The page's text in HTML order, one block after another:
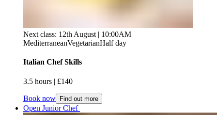
Next class: 12th August | 10:00AM
MediterraneanVegetarianHalf day
Italian Chef Skills​​​​‌ ‍ ​‍​‍‌‍ ‌ ​‍‌‍‍‌‌‍‌ ‌‍‍‌‌‍ ‍​‍​‍​ ‍‍​‍​‍‌ ​ ‌‍​‌‌‍ ‍‌‍‍‌‌ ‌​‌ ‍‌​‍ ‍‌‍‍‌‌‍ ​‍​‍​‍ ​​‍​‍‌‍‍​‌ ​‍‌‍‌‌‌‍‌‍​‍​‍​ ‍‍​‍​‍‌‍‍​‌ ‌​‌ ‌​‌ ​​‌ ​ ​ ‍‍​‍ ​‍ ‌‍ ​​‍ ‌‌‍​‌‌‍ ‍‌‍‌​​‍ ‌‌ ​‍​‍ ‌‌‍‍​‌‍ ‌ ‌​‌‍‌‌‌‍ ​‌ ​ ​‍ ‌‌ ​ ‌ ‌​‌ ‌‌‌‍‌​‌‍‍‌‌‍ ​‍ ‍‌ ‌‍‌‍‌‌‌ ​‍‌‍​ ‌‍‌‌‌‍ ​​‍ ‍‌‍​‌‌ ​​‌ ​​​‍ ‌‍‍‌‌‍ ‍‌ ‌​‌‍‌‌‌‍ ‍‌ ‌​​‍ ‌‍‌‌‌‍‌​‌‍‍‌‌ ‌​​‍ ‌‍ ‌‌‍ ‌‍‌​‌‍‌‌​ ‌‌ ​​‌ ​‍‌‍‌‌‌ ​ ‌‍‌‌‌‍ ‍‌ ‌​‌‍​‌‌ ‌​‌‍‍‌‌‍ ‌‍ ‍​ ‍ ‌‍‍‌‌‍‌​​ ‌‌‍‌‌​ ‍‌‌‍‌‌​ ‌ ‌‍​‍​ ‍‌​ ​‍​ ​‌​‍ ‌​ ​‌​ ‍​​ ​​​ ‍​​‍ ‌​ ‌​​ ​ ‌‍​ ​ ​‌​‍ ‌‌‍​‍‌‍​ ‌‍​‍‌‍‌‌​‍ ‌‌‍​ ‌‍​‌​ ‌ ​ ‍‌​ ​​‌‍‌‍‌‍‌‍​ ​‌​ ​​‌‍​ ​ ‍‌‌‍‌‌​ ‍ ‌ ‌​‌ ‍‌‌ ​​‌‍‌‌​ ‌‌‍‍​‌‍ ‌ ‌​‌‍‌‌‌‍ ​‌​​ ‌‍ ​‌‍​‌‌ ​ ‌ ​ ​ ‍ ‌ ​​‌‍​‌‌ ‌​‌‍‍​​ ‌‌ ‌​‌‍‍‌‌ ‌​‌‍ ​‌‍‌‌​ ‌‍​‍‌‍​‌‌ ​ ‌‍‌‌‌‌‌‌‌ ​‍‌‍ ​​ ‌‌‍‍​‌ ‌​‌ ‌​‌ ​​‌ ​ ​‍‌‌​ ​ ‌​​‌​‍‌‌​ ​‍‌​‌‍​‍‌‌​ ​‍‌​‌‍‌‍ ​​‍ ‌‌‍​‌‌‍ ‍‌‍‌​​‍ ‌‌ ​‍​‍ ‌‌‍‍​‌‍ ‌ ‌​‌‍‌‌‌‍ ​‌ ​ ​‍ ‌‌ ​ ‌ ‌​‌ ‌‌‌‍‌​‌‍‍‌‌‍ ​‍ ‍‌ ‌‍‌‍‌‌‌ ​‍‌‍​ ‌‍‌‌‌‍ ​​‍ ‍‌‍​‌‌ ​​‌ ​​​‍‌‍‌‍‍‌‌‍‌​​ ‌‌‍‌‌​ ‍‌‌‍‌‌​ ‌ ‌‍​‍​ ‍‌​ ​‍​ ​‌​‍ ‌​ ​‌​ ‍​​ ​​​ ‍​​‍ ‌​ ‌​​ ​ ‌‍​ ​ ​‌​‍ ‌‌‍​‍‌‍​ ‌‍​‍‌‍‌‌​‍ ‌‌‍​ ‌‍​‌​ ‌ ​ ‍‌​ ​​‌‍‌‍‌‍‌‍​ ​‌​ ​​‌‍​ ​ ‍‌‌‍‌‌​‍‌‍‌ ‌​‌ ‍‌‌ ​​‌‍‌‌​ ‌‌‍‍​‌‍ ‌ ‌​‌‍‌‌‌‍ ​‌​​ ‌‍ ​‌‍​‌‌ ​ ‌ ​ ​‍‌‍‌ ​​‌‍​‌‌ ‌​‌‍‍​​ ‌‌ ‌​‌‍‍‌‌ ‌​‌‍ ​‌‍‌‌​‍‌‍‌ ​​‌‍‌‌‌ ​‍‌ ​ ‌ ​​‌‍‌‌‌‍​ ‌ ‌​‌‍‍‌‌ ‌‍‌‍‌‌​ ‌‌ ​​‌ ‌‌‌‍​‍‌‍ ​‌‍‍‌‌ ​ ‌‍‍​‌‍‌‌‌‍‌​​‍​‍‌ ‌
3.5 hours​​​​‌ ‍ ​‍​‍‌‍ ‌ ​‍‌‍‍‌‌‍‌ ‌‍‍‌‌‍ ‍​‍​‍​ ‍‍​‍​‍‌ ​ ‌‍​‌‌‍ ‍‌‍‍‌‌ ‌​‌ ‍‌​‍ ‍‌‍‍‌‌‍ ​‍​‍​‍ ​​‍​‍‌‍‍​‌ ​‍‌‍‌‌‌‍‌‍​‍​‍​ ‍‍​‍​‍‌‍‍​‌ ‌​‌ ‌​‌ ​​‌ ​ ​ ‍‍​‍ ​‍ ‌‍ ​​‍ ‌‌‍​‌‌‍ ‍‌‍‌​​‍ ‌‌ ​‍​‍ ‌‌‍‍​‌‍ ‌ ‌​‌‍‌‌‌‍ ​‌ ​ ​‍ ‌‌ ​ ‌ ‌​‌ ‌‌‌‍‌​‌‍‍‌‌‍ ​‍ ‍‌ ‌‍‌‍‌‌‌ ​‍‌‍​ ‌‍‌‌‌‍ ​​‍ ‍‌‍​‌‌ ​​‌ ​​​‍ ‌‍‍‌‌‍ ‍‌ ‌​‌‍‌‌‌‍ ‍‌ ‌​​‍ ‌‍‌‌‌‍‌​‌‍‍‌‌ ‌​​‍ ‌‍ ‌‌‍ ‌‍‌​‌‍‌‌​ ‌‌ ​​‌ ​‍‌‍‌‌‌ ​ ‌‍‌‌‌‍ ‍‌ ‌​‌‍​‌‌ ‌​‌‍‍‌‌‍ ‌‍ ‍​ ‍ ‌‍‍‌‌‍‌​​ ‌‌‍‌‌​ ‍‌‌‍‌‌​ ‌ ‌‍​‍​ ‍‌​ ​‍​ ​‌​‍ ‌​ ​‌​ ‍​​ ​​​ ‍​​‍ ‌​ ‌​​ ​ ‌‍​ ​ ​‌​‍ ‌‌‍​‍‌‍​ ‌‍​‍‌‍‌‌​‍ ‌‌‍​ ‌‍​‌​ ‌ ​ ‍‌​ ​​‌‍‌‍‌‍‌‍​ ​‌​ ​​‌‍​ ​ ‍‌‌‍‌‌​ ‍ ‌ ‌​‌ ‍‌‌ ​​‌‍‌‌​ ‌‌‍‍​‌‍ ‌ ‌​‌‍‌‌‌‍ ​‌​​ ‌‍ ​‌‍​‌‌ ​ ‌ ​ ​ ‍ ‌ ​​‌‍​‌‌ ‌​‌‍‍​​ ‌‌ ‌​‌‍‍‌‌‍ ‌‌‍‌‌​ ‌‍​‍‌‍​‌‌ ​ ‌‍‌‌‌‌‌‌‌ ​‍‌‍ ​​ ‌‌‍‍​‌ ‌​‌ ‌​‌ ​​‌ ​ ​‍‌‌​ ​ ‌​​‌​‍‌‌​ ​‍‌​‌‍​‍‌‌​ ​‍‌​‌‍‌‍ ​​‍ ‌‌‍​‌‌‍ ‍‌‍‌​​‍ ‌‌ ​‍​‍ ‌‌‍‍​‌‍ ‌ ‌​‌‍‌‌‌‍ ​‌ ​ ​‍ ‌‌ ​ ‌ ‌​‌ ‌‌‌‍‌​‌‍‍‌‌‍ ​‍ ‍‌ ‌‍‌‍‌‌‌ ​‍‌‍​ ‌‍‌‌‌‍ ​​‍ ‍‌‍​‌‌ ​​‌ ​​​‍‌‍‌‍‍‌‌‍‌​​ ‌‌‍‌‌​ ‍‌‌‍‌‌​ ‌ ‌‍​‍​ ‍‌​ ​‍​ ​‌​‍ ‌​ ​‌​ ‍​​ ​​​ ‍​​‍ ‌​ ‌​​ ​ ‌‍​ ​ ​‌​‍ ‌‌‍​‍‌‍​ ‌‍​‍‌‍‌‌​‍ ‌‌‍​ ‌‍​‌​ ‌ ​ ‍‌​ ​​‌‍‌‍‌‍‌‍​ ​‌​ ​​‌‍​ ​ ‍‌‌‍‌‌​‍‌‍‌ ‌​‌ ‍‌‌ ​​‌‍‌‌​ ‌‌‍‍​‌‍ ‌ ‌​‌‍‌‌‌‍ ​‌​​ ‌‍ ​‌‍​‌‌ ​ ‌ ​ ​‍‌‍‌ ​​‌‍​‌‌ ‌​‌‍‍​​ ‌‌ ‌​‌‍‍‌‌‍ ‌‌‍‌‌​‍‌‍‌ ​​‌‍‌‌‌ ​‍‌ ​ ‌ ​​‌‍‌‌‌‍​ ‌ ‌​‌‍‍‌‌ ‌‍‌‍‌‌​ ‌‌ ​​‌ ‌‌‌‍​‍‌‍ ​‌‍‍‌‌ ​ ‌‍‍​‌‍‌‌‌‍‌​​‍​‍‌ ‌ | £140​​​​‌ ‍ ​‍​‍‌‍ ‌ ​‍‌‍‍‌‌‍‌ ‌‍‍‌‌‍ ‍​‍​‍​ ‍‍​‍​‍‌ ​ ‌‍​‌‌‍ ‍‌‍‍‌‌ ‌​‌ ‍‌​‍ ‍‌‍‍‌‌‍ ​‍​‍​‍ ​​‍​‍‌‍‍​‌ ​‍‌‍‌‌‌‍‌‍​‍​‍​ ‍‍​‍​‍‌‍‍​‌ ‌​‌ ‌​‌ ​​‌ ​ ​ ‍‍​‍ ​‍ ‌‍ ​​‍ ‌‌‍​‌‌‍ ‍‌‍‌​​‍ ‌‌ ​‍​‍ ‌‌‍‍​‌‍ ‌ ‌​‌‍‌‌‌‍ ​‌ ​ ​‍ ‌‌ ​ ‌ ‌​‌ ‌‌‌‍‌​‌‍‍‌‌‍ ​‍ ‍‌ ‌‍‌‍‌‌‌ ​‍‌‍​ ‌‍‌‌‌‍ ​​‍ ‍‌‍​‌‌ ​​‌ ​​​‍ ‌‍‍‌‌‍ ‍‌ ‌​‌‍‌‌‌‍ ‍‌ ‌​​‍ ‌‍‌‌‌‍‌​‌‍‍‌‌ ‌​​‍ ‌‍ ‌‌‍ ‌‍‌​‌‍‌‌​ ‌‌ ​​‌ ​‍‌‍‌‌‌ ​ ‌‍‌‌‌‍ ‍‌ ‌​‌‍​‌‌ ‌​‌‍‍‌‌‍ ‌‍ ‍​ ‍ ‌‍‍‌‌‍‌​​ ‌‌‍‌‌​ ‍‌‌‍‌‌​ ‌ ‌‍​‍​ ‍‌​ ​‍​ ​‌​‍ ‌​ ​‌​ ‍​​ ​​​ ‍​​‍ ‌​ ‌​​ ​ ‌‍​ ​ ​‌​‍ ‌‌‍​‍‌‍​ ‌‍​‍‌‍‌‌​‍ ‌‌‍​ ‌‍​‌​ ‌ ​ ‍‌​ ​​‌‍‌‍‌‍‌‍​ ​‌​ ​​‌‍​ ​ ‍‌‌‍‌‌​ ‍ ‌ ‌​‌ ‍‌‌ ​​‌‍‌‌​ ‌‌‍‍​‌‍ ‌ ‌​‌‍‌‌‌‍ ​‌​​ ‌‍ ​‌‍​‌‌ ​ ‌ ​ ​ ‍ ‌ ​​‌‍​‌‌ ‌​‌‍‍​​ ‌‌ ​​‌ ​‍‌‍‍‌‌‍​ ‌‍‌‌​ ‌‍​‍‌‍​‌‌ ​ ‌‍‌‌‌‌‌‌‌ ​‍‌‍ ​​ ‌‌‍‍​‌ ‌​‌ ‌​‌ ​​‌ ​ ​‍‌‌​ ​ ‌​​‌​‍‌‌​ ​‍‌​‌‍​‍‌‌​ ​‍‌​‌‍‌‍ ​​‍ ‌‌‍​‌‌‍ ‍‌‍‌​​‍ ‌‌ ​‍​‍ ‌‌‍‍​‌‍ ‌ ‌​‌‍‌‌‌‍ ​‌ ​ ​‍ ‌‌ ​ ‌ ‌​‌ ‌‌‌‍‌​‌‍‍‌‌‍ ​‍ ‍‌ ‌‍‌‍‌‌‌ ​‍‌‍​ ‌‍‌‌‌‍ ​​‍ ‍‌‍​‌‌ ​​‌ ​​​‍‌‍‌‍‍‌‌‍‌​​ ‌‌‍‌‌​ ‍‌‌‍‌‌​ ‌ ‌‍​‍​ ‍‌​ ​‍​ ​‌​‍ ‌​ ​‌​ ‍​​ ​​​ ‍​​‍ ‌​ ‌​​ ​ ‌‍​ ​ ​‌​‍ ‌‌‍​‍‌‍​ ‌‍​‍‌‍‌‌​‍ ‌‌‍​ ‌‍​‌​ ‌ ​ ‍‌​ ​​‌‍‌‍‌‍‌‍​ ​‌​ ​​‌‍​ ​ ‍‌‌‍‌‌​‍‌‍‌ ‌​‌ ‍‌‌ ​​‌‍‌‌​ ‌‌‍‍​‌‍ ‌ ‌​‌‍‌‌‌‍ ​‌​​ ‌‍ ​‌‍​‌‌ ​ ‌ ​ ​‍‌‍‌ ​​‌‍​‌‌ ‌​‌‍‍​​ ‌‌ ​​‌ ​‍‌‍‍‌‌‍​ ‌‍‌‌​‍‌‍‌ ​​‌‍‌‌‌ ​‍‌ ​ ‌ ​​‌‍‌‌‌‍​ ‌ ‌​‌‍‍‌‌ ‌‍‌‍‌‌​ ‌‌ ​​‌ ‌‌‌‍​‍‌‍ ​‌‍‍‌‌ ​ ‌‍‍​‌‍‌‌‌‍‌​​‍​‍‌ ‌
Book now Find out more
Open Junior Chef ​​​​‌ ‍ ​‍​‍‌‍ ‌ ​‍‌‍‍‌‌‍‌ ‌‍‍‌‌‍ ‍​‍​‍​ ‍‍​‍​‍‌ ​ ‌‍​‌‌‍ ‍‌‍‍‌‌ ‌​‌ ‍‌​‍ ‍‌‍‍‌‌‍ ​‍​‍​‍ ​​‍​‍‌‍‍​‌ ​‍‌‍‌‌‌‍‌‍​‍​‍​ ‍‍​‍​‍‌‍‍​‌ ‌​‌ ‌​‌ ​​‌ ​ ​ ‍‍​‍ ​‍ ‌‍ ​​‍ ‌‌‍​‌‌‍ ‍‌‍‌​​‍ ‌‌ ​‍​‍ ‌‌‍‍​‌‍ ‌ ‌​‌‍‌‌‌‍ ​‌ ​ ​‍ ‌‌ ​ ‌ ‌​‌ ‌‌‌‍‌​‌‍‍‌‌‍ ​‍ ‍‌ ‌‍‌‍‌‌‌ ​‍‌‍​ ‌‍‌‌‌‍ ​​‍ ‍‌‍​‌‌ ​​‌ ​​​‍ ‌‍‍‌‌‍ ‍‌ ‌​‌‍‌‌‌‍ ‍‌ ‌​​‍ ‌‍‌‌‌‍‌​‌‍‍‌‌ ‌​​‍ ‌‍ ‌‌‍ ‌‍‌​‌‍‌‌​ ‌‌ ​​‌ ​‍‌‍‌‌‌ ​ ‌‍‌‌‌‍ ‍‌ ‌​‌‍​‌‌ ‌​‌‍‍‌‌‍ ‌‍ ‍​ ‍ ‌‍‍‌‌‍‌​​ ‌‌‍‌​‌‍‌‍​ ​‍​ ‍‌‌‍‌‍‌‍​‍​ ‌​‌‍‌​​‍ ‌​ ‌​​ ‌ ​ ‍‌‌‍‌‍​‍ ‌​ ‌​​ ‌‍​ ‌‌‌‍​ ​‍ ‌​ ‍‌​ ​​​ ‌ ​ ‍​​‍ ‌‌‍​‍‌‍​ ​ ‌‍​ ​‍​ ​ ​ ​‍‌‍‌‌​ ‌‍‌‍​‍​ ‌‍​ ​‍​ ​‌​ ‍ ‌ ‌​‌ ‍‌‌ ​​‌‍‌‌​ ‌‌‍‍​‌‍ ‌ ‌​‌‍‌‌‌‍ ​‌​​ ‌‍ ​‌‍​‌‌ ​ ‌ ​ ​ ‍ ‌ ​​‌‍​‌‌ ‌​‌‍‍​​ ‌‌ ‌​‌‍‍‌‌ ‌​‌‍ ​‌‍‌‌​ ‌‍​‍‌‍​‌‌ ​ ‌‍‌‌‌‌‌‌‌ ​‍‌‍ ​​ ‌‌‍‍​‌ ‌​‌ ‌​‌ ​​‌ ​ ​‍‌‌​ ​ ‌​​‌​‍‌‌​ ​‍‌​‌‍​‍‌‌​ ​‍‌​‌‍‌‍ ​​‍ ‌‌‍​‌‌‍ ‍‌‍‌​​‍ ‌‌ ​‍​‍ ‌‌‍‍​‌‍ ‌ ‌​‌‍‌‌‌‍ ​‌ ​ ​‍ ‌‌ ​ ‌ ‌​‌ ‌‌‌‍‌​‌‍‍‌‌‍ ​‍ ‍‌ ‌‍‌‍‌‌‌ ​‍‌‍​ ‌‍‌‌‌‍ ​​‍ ‍‌‍​‌‌ ​​‌ ​​​‍‌‍‌‍‍‌‌‍‌​​ ‌‌‍‌​‌‍‌‍​ ​‍​ ‍‌‌‍‌‍‌‍​‍​ ‌​‌‍‌​​‍ ‌​ ‌​​ ‌ ​ ‍‌‌‍‌‍​‍ ‌​ ‌​​ ‌‍​ ‌‌‌‍​ ​‍ ‌​ ‍‌​ ​​​ ‌ ​ ‍​​‍ ‌‌‍​‍‌‍​ ​ ‌‍​ ​‍​ ​ ​ ​‍‌‍‌‌​ ‌‍‌‍​‍​ ‌‍​ ​‍​ ​‌​‍‌‍‌ ‌​‌ ‍‌‌ ​​‌‍‌‌​ ‌‌‍‍​‌‍ ‌ ‌​‌‍‌‌‌‍ ​‌​​ ‌‍ ​‌‍​‌‌ ​ ‌ ​ ​‍‌‍‌ ​​‌‍​‌‌ ‌​‌‍‍​​ ‌‌ ‌​‌‍‍‌‌ ‌​‌‍ ​‌‍‌‌​‍‌‍‌ ​​‌‍‌‌‌ ​‍‌ ​ ‌ ​​‌‍‌‌‌‍​ ‌ ‌​‌‍‍‌‌ ‌‍‌‍‌‌​ ‌‌ ​​‌ ‌‌‌‍​‍‌‍ ​‌‍‍‌‌ ​ ‌‍‍​‌‍‌‌‌‍‌​​‍​‍‌ ‌